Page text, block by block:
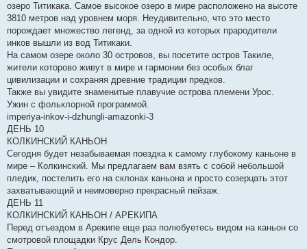
озеро Титикака. Самое высокое озеро в мире расположено на высоте
3810 метров над уровнем моря. Неудивительно, что это место
порождает множество легенд, за одной из которых прародители
инков вышли из вод Титикаки.
На самом озере около 30 островов, вы посетите остров Такиле,
жители которово живут в мире и гармонии без особых благ
цивилизации и сохраняя древние традиции предков.
Также вы увидите знаменитые плавучие острова племени Урос.
Ужин с фольклорной программой.
imperiya-inkov-i-dzhungli-amazonki-3
ДЕНЬ 10
КОЛКИНСКИЙ КАНЬОН
Сегодня будет незабываемая поездка к самому глубокому каньоне в
мире – Колкинский. Мы предлагаем вам взять с собой небольшой
пледик, постелить его на склонах каньона и просто созерцать этот
захватывающий и неимоверно прекрасный пейзаж.
ДЕНЬ 11
КОЛКИНСКИЙ КАНЬОН / АРЕКИПА
Перед отъездом в Арекипе еще раз полюбуетесь видом на каньон со
смотровой площадки Крус Дель Кондор.